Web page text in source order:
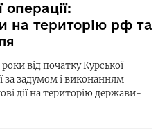
на територію рф та
від початку Курської
за задумом і виконанням
дії на територію держави-